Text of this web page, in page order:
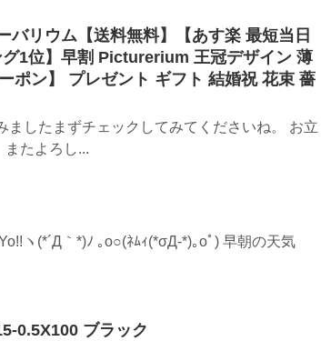
リウム【送料無料】【あす楽 最短当日
1位】早割 Picturerium 王冠デザイン 薄
ポン】 プレゼント ギフト 結婚祝 花束 薔
したまずチェックしてみてくださいね。 お立
たよろし...
ヽ(*´Д｀*)ﾉ ｡o○(ﾈﾑｨ(*σД-*)｡oﾟ) 早朝の天気
0.5X100 ブラック